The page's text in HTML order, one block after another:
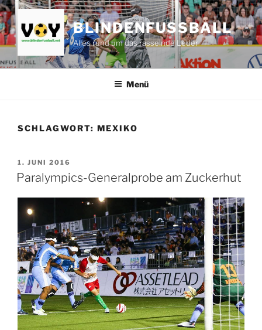
Zum
Inhalt
springen
BLINDENFUSSBALL
Alles rund um das rasselnde Leder
Menü
SCHLAGWORT: MEXIKO
VERÖFFENTLICHT
AM
1. JUNI 2016
Paralympics-Generalprobe am Zuckerhut